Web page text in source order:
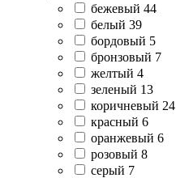
бежевый 44
белый 39
бордовый 5
бронзовый 7
желтый 4
зеленый 13
коричневый 24
красный 6
оранжевый 6
розовый 8
серый 7